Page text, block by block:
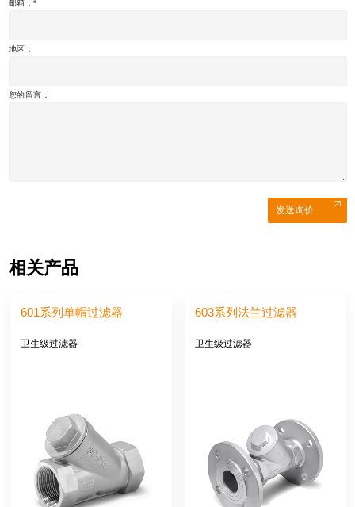
邮箱：
地区：
您的留言：
发送询价
相关产品
601系列单帽过滤器
卫生级过滤器
603系列法兰过滤器
卫生级过滤器